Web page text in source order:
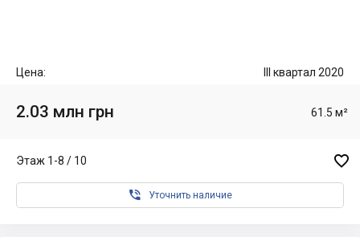
Цена: III квартал 2020
2.03 млн грн 61.5 м²
Этаж 1-8 / 10 
 Уточнить наличие